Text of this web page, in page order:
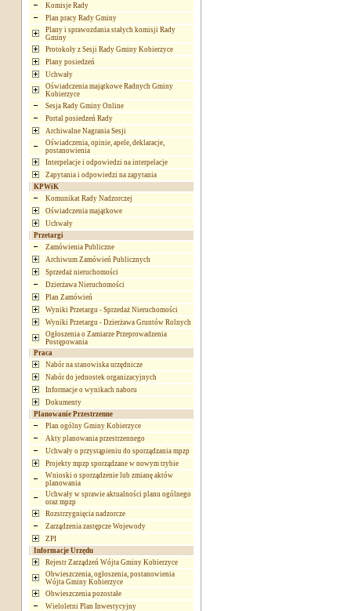
Komisje Rady
Plan pracy Rady Gminy
Plany i sprawozdania stałych komisji Rady
Gminy
Protokoły z Sesji Rady Gminy Kobierzyce
Plany posiedzeń
Uchwały
Oświadczenia majątkowe Radnych Gminy
Kobierzyce
Sesja Rady Gminy Online
Portal posiedzeń Rady
Archiwalne Nagrania Sesji
Oświadczenia, opinie, apele, deklaracje,
postanowienia
Interpelacje i odpowiedzi na interpelacje
Zapytania i odpowiedzi na zapytania
KPWiK
Komunikat Rady Nadzorczej
Oświadczenia majątkowe
Uchwały
Przetargi
Zamówienia Publiczne
Archiwum Zamówień Publicznych
Sprzedaż nieruchomości
Dzierżawa Nieruchomości
Plan Zamówień
Wyniki Przetargu - Sprzedaż Nieruchomości
Wyniki Przetargu - Dzierżawa Gruntów Rolnych
Ogłoszenia o Zamiarze Przeprowadzenia
Postępowania
Praca
Nabór na stanowiska urzędnicze
Nabór do jednostek organizacyjnych
Informacje o wynikach naboru
Dokumenty
Planowanie Przestrzenne
Plan ogólny Gminy Kobierzyce
Akty planowania przestrzennego
Uchwały o przystąpieniu do sporządzania mpzp
Projekty mpzp sporządzane w nowym trybie
Wnioski o sporządzenie lub zmianę aktów
planowania
Uchwały w sprawie aktualności planu ogólnego
oraz mpzp
Rozstrzygnięcia nadzorcze
Zarządzenia zastępcze Wojewody
ZPI
Informacje Urzędu
Rejestr Zarządzeń Wójta Gminy Kobierzyce
Obwieszczenia, ogłoszenia, postanowienia
Wójta Gminy Kobierzyce
Obwieszczenia pozostałe
Wieloletni Plan Inwestycyjny